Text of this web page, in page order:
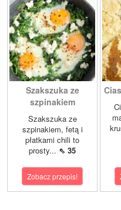
Szakszuka ze
szpinakiem
Szakszuka ze
szpinakiem, fetą i
płatkami chili to
prosty... ⇖ 35
Zobacz przepis!